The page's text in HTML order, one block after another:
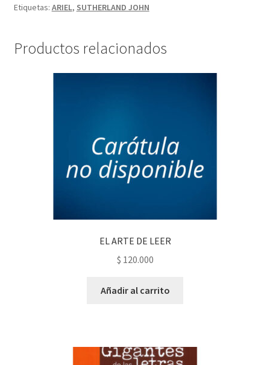
Etiquetas: ARIEL, SUTHERLAND JOHN
Productos relacionados
EL ARTE DE LEER
$ 120.000
Añadir al carrito